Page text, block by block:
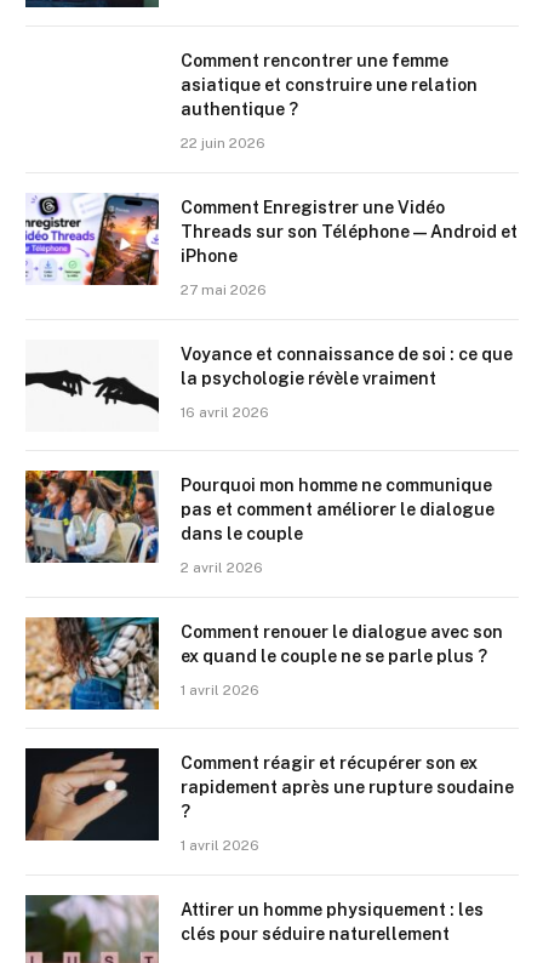
Comment rencontrer une femme
asiatique et construire une relation
authentique ?
22 juin 2026
Comment Enregistrer une Vidéo
Threads sur son Téléphone — Android et
iPhone
27 mai 2026
Voyance et connaissance de soi : ce que
la psychologie révèle vraiment
16 avril 2026
Pourquoi mon homme ne communique
pas et comment améliorer le dialogue
dans le couple
2 avril 2026
Comment renouer le dialogue avec son
ex quand le couple ne se parle plus ?
1 avril 2026
Comment réagir et récupérer son ex
rapidement après une rupture soudaine
?
1 avril 2026
Attirer un homme physiquement : les
clés pour séduire naturellement